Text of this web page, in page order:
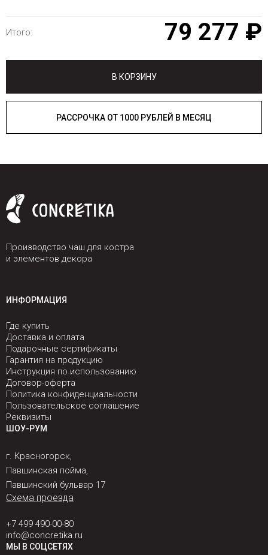
Итого: 79 277 ₽
В КОРЗИНУ
РАССРОЧКА ОТ 1000 РУБЛЕЙ В МЕСЯЦ
Производство чаш для костра
и элементов декора
ИНФОРМАЦИЯ
Где купить
Доставка и оплата
Подарочные сертификаты
Гарантия на продукцию
Инструкция по использованию
Договор-оферта
Политика конфиденциальности
Пользовательское соглашение
Реквизиты
ШОУ-РУМ
г. Красногорск,
Павшинская пойма,
Павшинский бульвар 17
Схема проезда
+7 499 490-00-80
info@concretika.ru
МЫ В СОЦСЕТЯХ